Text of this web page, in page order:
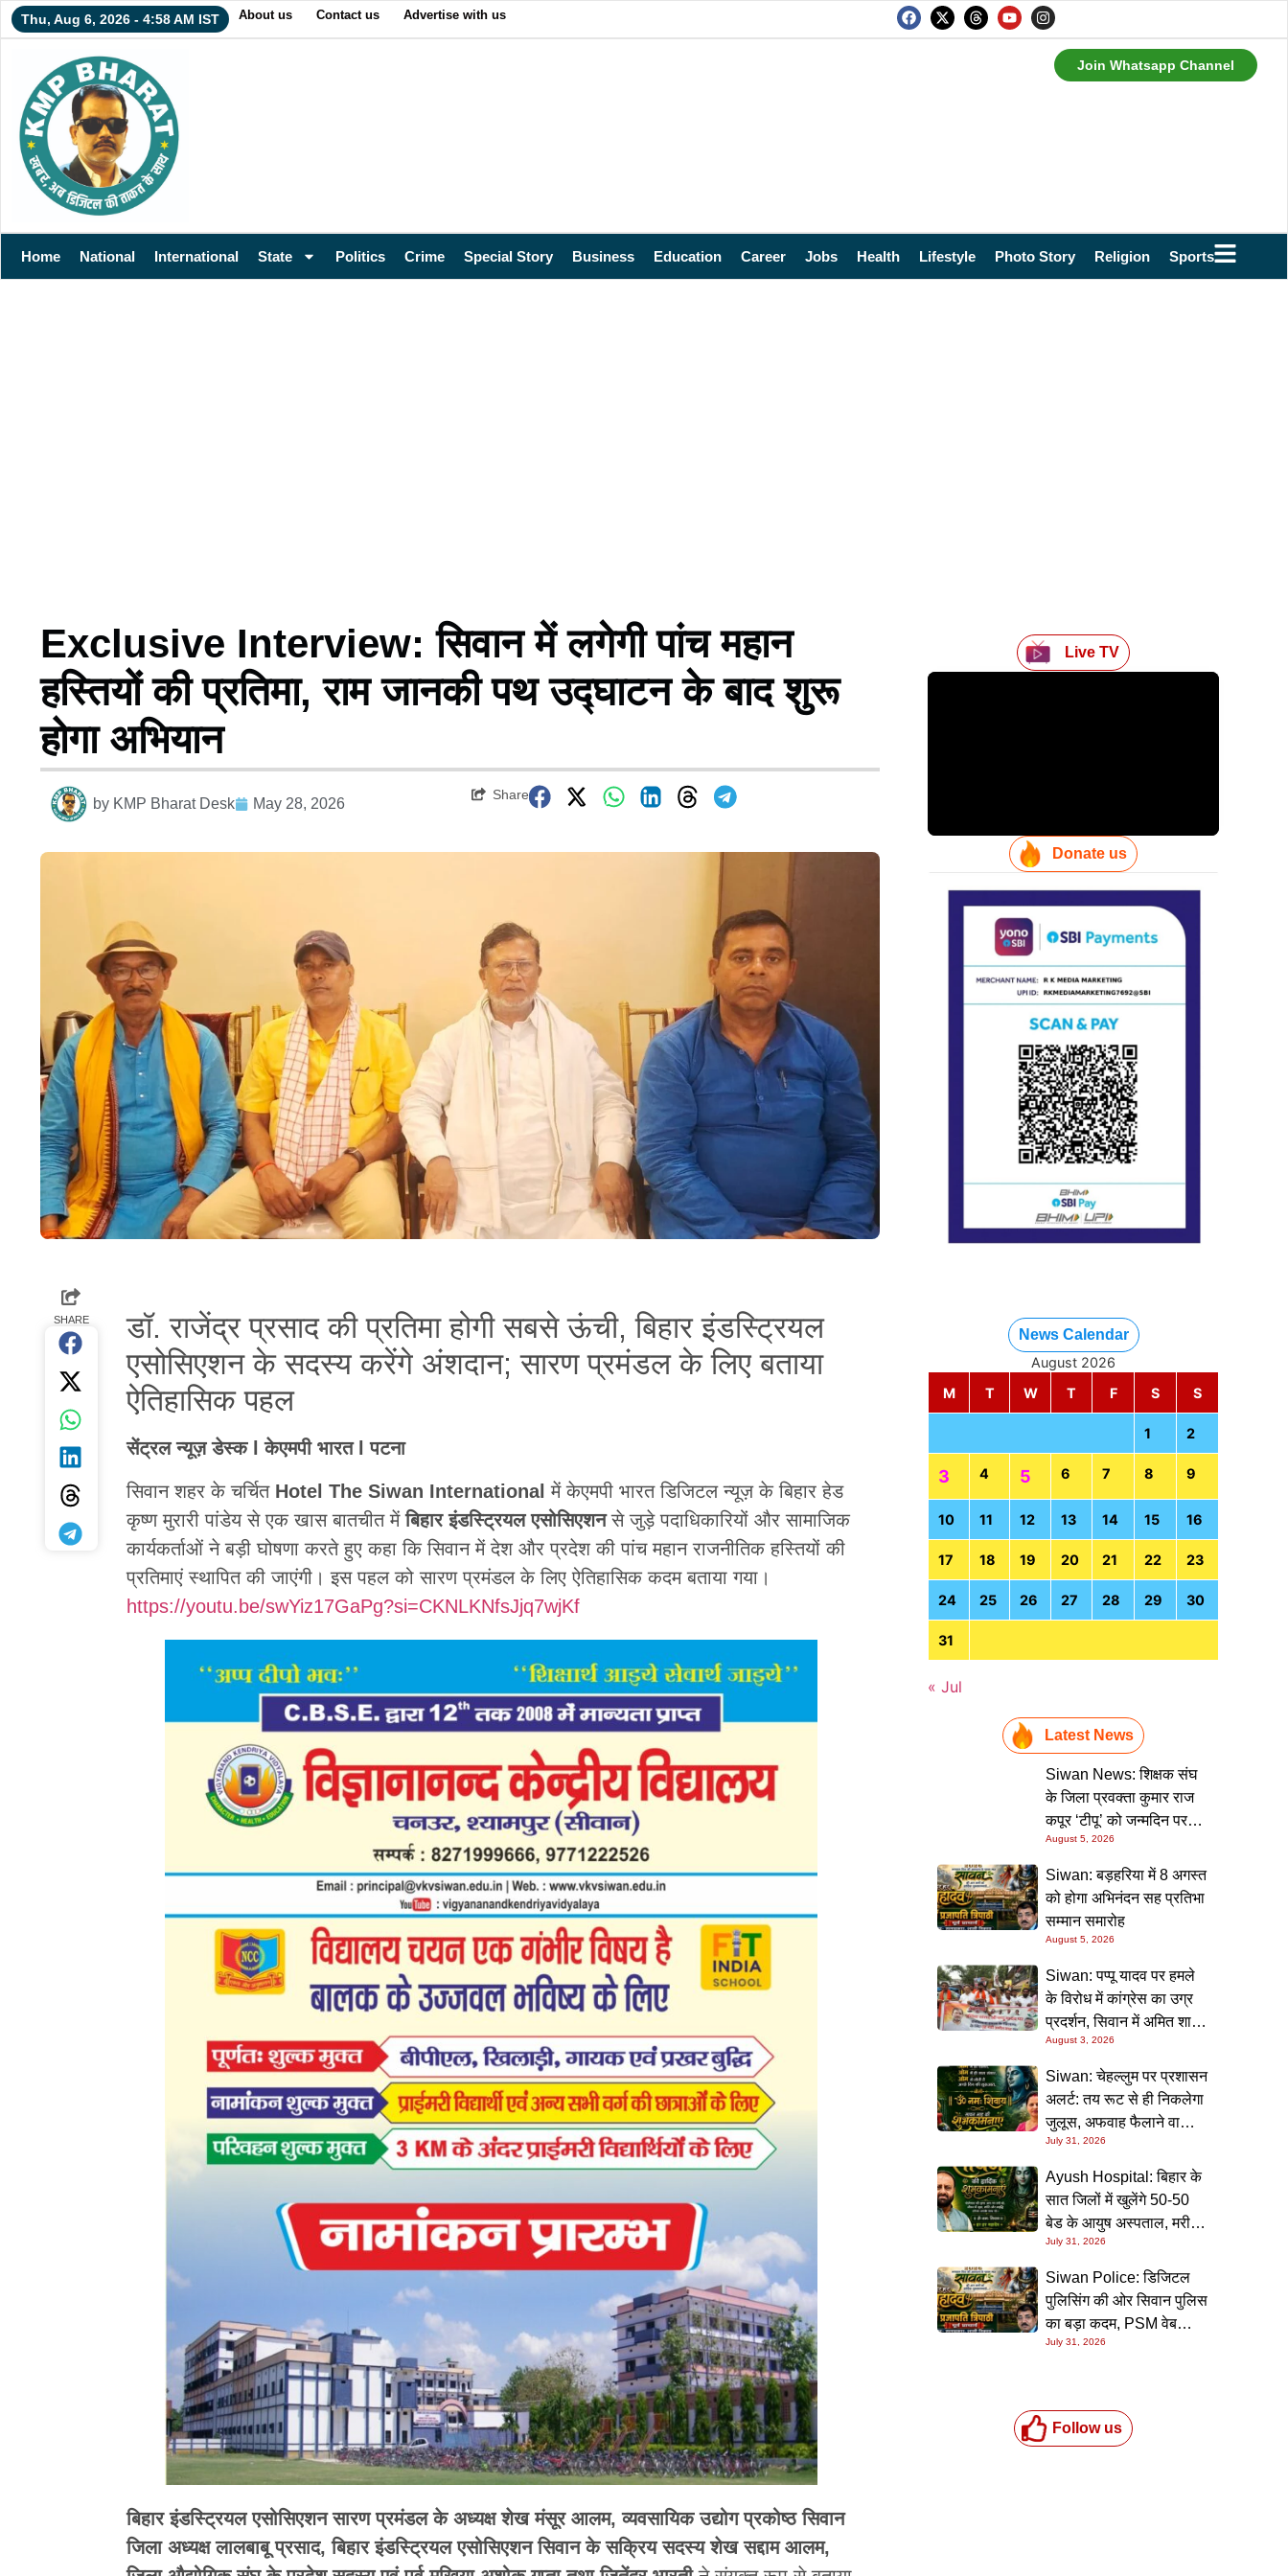
Thu, Aug 6, 2026 - 4:58 AM IST About us Contact us Advertise with us
Join Whatsapp Channel
Home National International State Politics Crime Special Story Business Education Career Jobs Health Lifestyle Photo Story Religion Sports
Exclusive Interview: सिवान में लगेगी पांच महान
हस्तियों की प्रतिमा, राम जानकी पथ उद्घाटन के बाद शुरू
होगा अभियान
by KMP Bharat Desk May 28, 2026
Share
SHARE
डॉ. राजेंद्र प्रसाद की प्रतिमा होगी सबसे ऊंची, बिहार इंडस्ट्रियल
एसोसिएशन के सदस्य करेंगे अंशदान; सारण प्रमंडल के लिए बताया
ऐतिहासिक पहल
सेंट्रल न्यूज़ डेस्क l केएमपी भारत l पटना
सिवान शहर के चर्चित Hotel The Siwan Internationalमें केएमपी भारत डिजिटल न्यूज़ के बिहार हेड
कृष्ण मुरारी पांडेय से एक खास बातचीत मेंबिहार इंडस्ट्रियल एसोसिएशनसे जुड़े पदाधिकारियों और सामाजिक
कार्यकर्ताओं ने बड़ी घोषणा करते हुए कहा कि सिवान में देश और प्रदेश की पांच महान राजनीतिक हस्तियों की
प्रतिमाएं स्थापित की जाएंगी। इस पहल को सारण प्रमंडल के लिए ऐतिहासिक कदम बताया गया।
https://youtu.be/swYiz17GaPg?si=CKNLKNfsJjq7wjKf
बिहार इंडस्ट्रियल एसोसिएशन सारण प्रमंडल के अध्यक्ष शेख मंसूर आलम, व्यवसायिक उद्योग प्रकोष्ठ सिवान
जिला अध्यक्ष लालबाबू प्रसाद, बिहार इंडस्ट्रियल एसोसिएशन सिवान के सक्रिय सदस्य शेख सद्दाम आलम,
Live TV
Donate us
News Calendar
August 2026
M
T W T F S S
1 2
3 4 5 6 7 8 9
10 11 12 13 14 15 16
17 18 19 20 21 22 23
24 25 26 27 28 29 30
31
« Jul
Latest News
Siwan News: शिक्षक संघ
के जिला प्रवक्ता कुमार राज
कपूर ‘टीपू’ को जन्मदिन पर
मिली शुभकामनाओं की सौगात
August 5, 2026
Siwan: बड़हरिया में 8 अगस्त
को होगा अभिनंदन सह प्रतिभा
सम्मान समारोह
August 5, 2026
Siwan: पप्पू यादव पर हमले
के विरोध में कांग्रेस का उग्र
प्रदर्शन, सिवान में अमित शाह
का पुतला फूंका
August 3, 2026
Siwan: चेहल्लुम पर प्रशासन
अलर्ट: तय रूट से ही निकलेगा
जुलूस, अफवाह फैलाने वालों
पर होगी सख्त कार्रवाई
July 31, 2026
Ayush Hospital: बिहार के
सात जिलों में खुलेंगे 50-50
बेड के आयुष अस्पताल, मरीजों
को मुफ्त मिलेगी इलाज और
दवाइयों की सुविधा
July 31, 2026
Siwan Police: डिजिटल
पुलिसिंग की ओर सिवान पुलिस
का बड़ा कदम, PSM वेब
पोर्टल के संचालन का दिया
July 31, 2026
Follow us